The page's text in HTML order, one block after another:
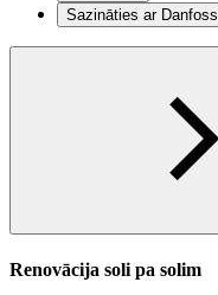
Sazināties ar Danfoss
Renovācija soli pa solim